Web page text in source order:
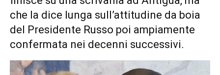
che la dice lunga sull’attitudine da boia
del Presidente Russo poi ampiamente
confermata nei decenni successivi.